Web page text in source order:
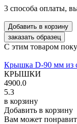
3 способа оплаты,
С этим товаром
Крышка D-90 мм из
КРЫШКИ
4900.0
5.3
в корзину
Добавить в корзину
Вам может